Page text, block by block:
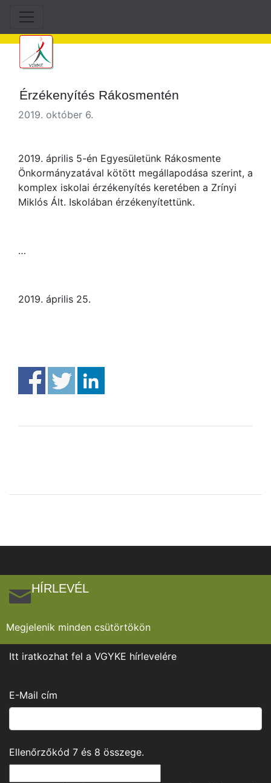
Érzékenyítés Rákosmentén
2019. október 6.
2019. április 5-én Egyesületünk Rákosmente
Önkormányzatával kötött megállapodása szerint, a
komplex iskolai érzékenyítés keretében a Zrínyi
Miklós Ált. Iskolában érzékenyítettünk.
…
2019. április 25.
HÍRLEVÉL
Megjelenik minden csütörtökön
Itt iratkozhat fel a VGYKE hírlevelére
E-Mail cím
Ellenőrzőkód 7 és 8 összege.